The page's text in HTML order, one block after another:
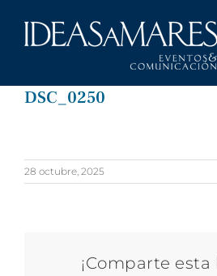
DSC_0250
28 octubre, 2025
¡Comparte esta